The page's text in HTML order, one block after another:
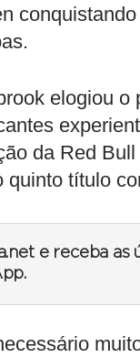
elogiou
da Red
quinto título
e receba